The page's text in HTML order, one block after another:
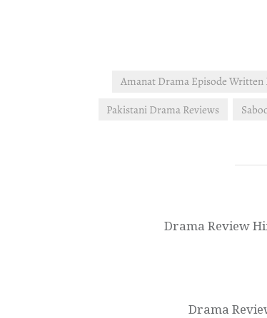
Amanat Drama Episode Written
Pakistani Drama Reviews
Drama Review
Drama